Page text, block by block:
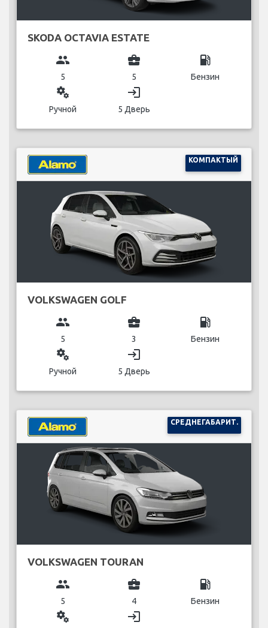
SKODA OCTAVIA ESTATE
group
5
business_center
5
local_gas_station
Бензин
miscellaneous_services
Ручной
login
5 Дверь
КОМПАКТЫЙ
VOLKSWAGEN GOLF
group
5
business_center
3
local_gas_station
Бензин
miscellaneous_services
Ручной
login
5 Дверь
СРЕДНЕГАБАРИТ.
VOLKSWAGEN TOURAN
group
5
business_center
4
local_gas_station
Бензин
miscellaneous_services login